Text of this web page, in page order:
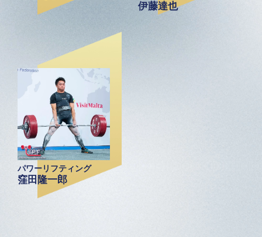
伊藤達也
パワーリフティング
窪田隆一郎